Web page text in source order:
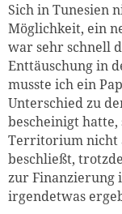
Sich in Tunesien
Möglichkeit, ein
war sehr schnell
Enttäuschung in
musste ich ein
Unterschied zu
bescheinigt hatte,
Territorium nicht
beschließt,
zur Finanzierung
irgendetwas